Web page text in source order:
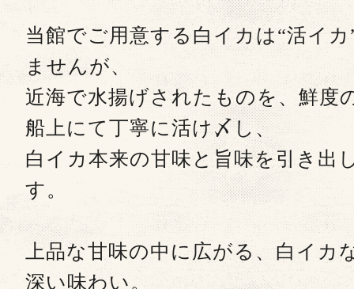
当館でご用意する白イカは“活イ
ませんが、
近海で水揚げされたものを、鮮度
船上にて丁寧に活け〆し、
白イカ本来の甘味と旨味を引き出
す。
上品な甘味の中に広がる、白イカ
深い味わい。